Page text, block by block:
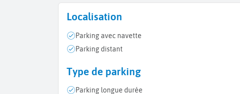
Localisation
Parking avec navette
Parking distant
Type de parking
Parking longue durée